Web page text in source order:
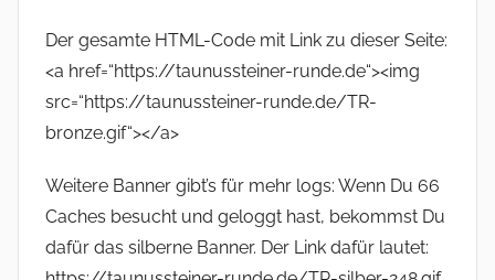
Der gesamte HTML-Code mit Link zu dieser Seite:
<a href=“https://taunussteiner-runde.de“><img
src=“https://taunussteiner-runde.de/TR-
bronze.gif“></a>
Weitere Banner gibt’s für mehr logs: Wenn Du 66
Caches besucht und geloggt hast, bekommst Du
dafür das silberne Banner. Der Link dafür lautet: